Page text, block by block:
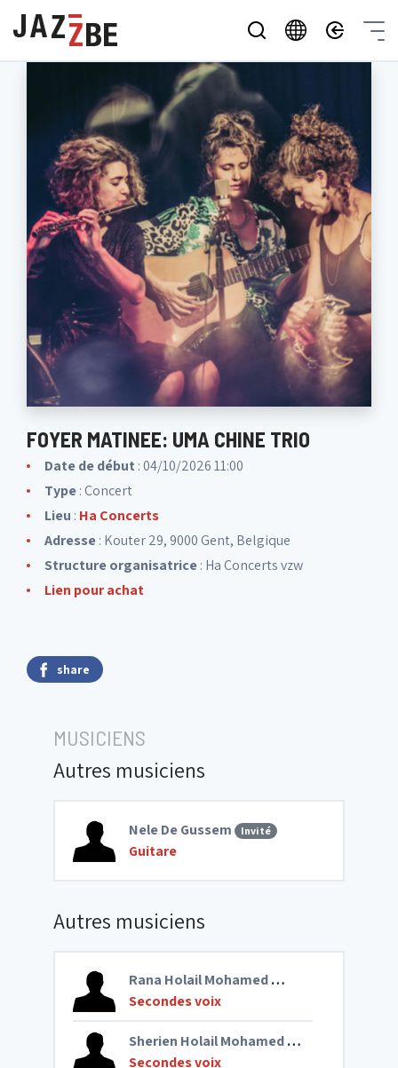
FOYER MATINEE: UMA CHINE TRIO
Date de début : 04/10/2026 11:00
Type: Concert
Lieu : Ha Concerts
Adresse: Kouter 29, 9000 Gent, Belgique
Structure organisatrice: Ha Concerts vzw
Lien pour achat
share
MUSICIENS
Autres musiciens
Nele De Gussem Invité
Guitare
Autres musiciens
Rana Holail Mohamed Invité
Secondes voix
Sherien Holail Mohamed Invité
Secondes voix